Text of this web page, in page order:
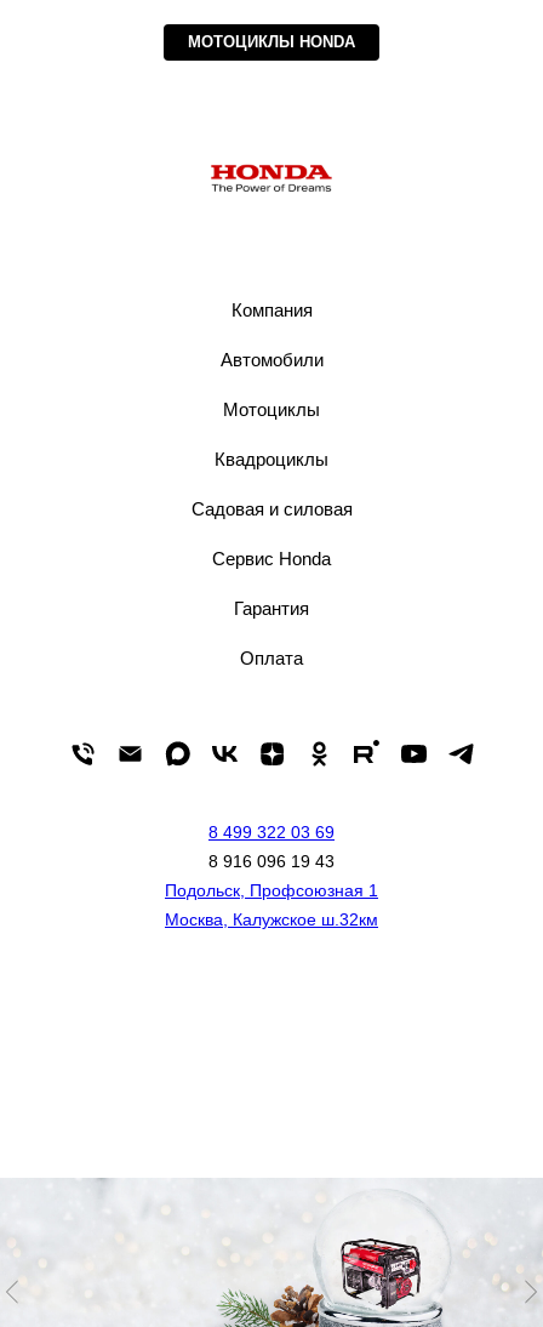
МОТОЦИКЛЫ HONDA
Компания
Автомобили
Мотоциклы
Квадроциклы
Садовая и силовая
Сервис Honda
Гарантия
Оплата
8 499 322 03 69
8 916 096 19 43
Подольск, Профсоюзная 1
Москва, Калужское ш.32км